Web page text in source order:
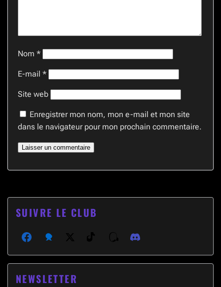
Nom *
E-mail *
Site web
Enregistrer mon nom, mon e-mail et mon site
dans le navigateur pour mon prochain commentaire.
SUIVRE LE CLUB
FacebookBlueskyX (Twitter)TikTokThreadsDiscord
NEWSLETTER